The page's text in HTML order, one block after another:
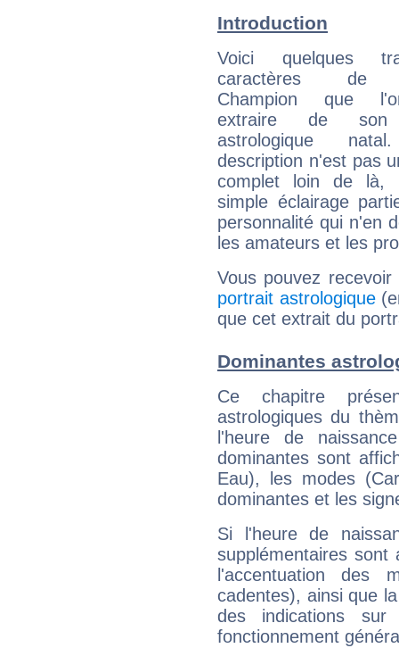
Introduction
Voici quelques
caractères de
Champion que
extraire de son
astrologique
description n'est pas
complet loin de là,
simple éclairage
personnalité qui n'en
les amateurs et les
Vous pouvez
portrait astrologique
que cet extrait du
Dominantes
Ce chapitre
astrologiques du
l'heure de
dominantes sont
Eau), les modes
dominantes et les
Si l'heure de
supplémentaires sont
l'accentuation des
cadentes), ainsi que
des indications sur
fonctionnement